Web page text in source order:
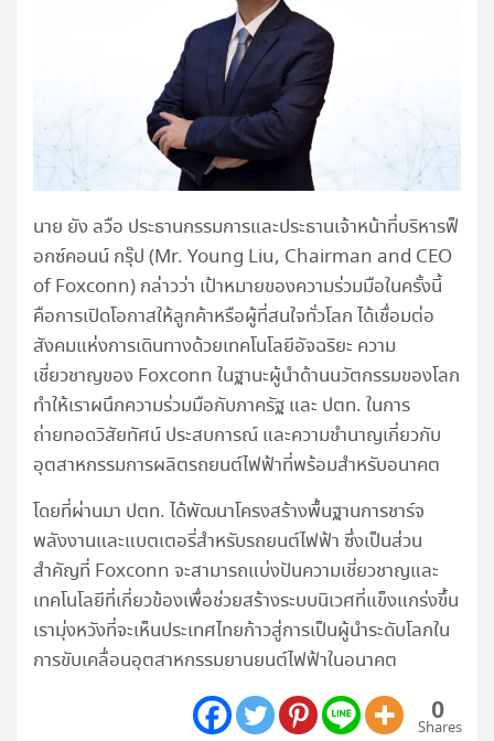
นาย ยัง ลวือ ประธานกรรมการและประธานเจ้าหน้าที่บริหารฟ็
อกซ์คอนน์ กรุ๊ป (Mr. Young Liu, Chairman and CEO
of Foxconn) กล่าวว่า เป้าหมายของความร่วมมือในครั้งนี้
คือการเปิดโอกาสให้ลูกค้าหรือผู้ที่สนใจทั่วโลก ได้เชื่อมต่อ
สังคมแห่งการเดินทางด้วยเทคโนโลยีอัจฉริยะ ความ
เชี่ยวชาญของ Foxconn ในฐานะผู้นำด้านนวัตกรรมของโลก
ทำให้เราผนึกความร่วมมือกับภาครัฐ และ ปตท. ในการ
ถ่ายทอดวิสัยทัศน์ ประสบการณ์ และความชำนาญเกี่ยวกับ
อุตสาหกรรมการผลิตรถยนต์ไฟฟ้าที่พร้อมสำหรับอนาคต
โดยที่ผ่านมา ปตท. ได้พัฒนาโครงสร้างพื้นฐานการชาร์จ
พลังงานและแบตเตอรี่สำหรับรถยนต์ไฟฟ้า ซึ่งเป็นส่วน
สำคัญที่ Foxconn จะสามารถแบ่งปันความเชี่ยวชาญและ
เทคโนโลยีที่เกี่ยวข้องเพื่อช่วยสร้างระบบนิเวศที่แข็งแกร่งขึ้น
เรามุ่งหวังที่จะเห็นประเทศไทยก้าวสู่การเป็นผู้นำระดับโลกใน
การขับเคลื่อนอุตสาหกรรมยานยนต์ไฟฟ้าในอนาคต
0
Shares